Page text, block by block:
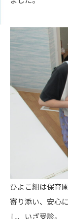
ひよこ組は保育
寄り添い、安心
し、いざ受診。